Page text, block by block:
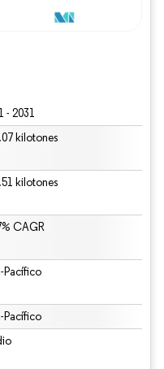
- 2031
kilotones
kilotones
CAGR
Pacífico
Pacífico